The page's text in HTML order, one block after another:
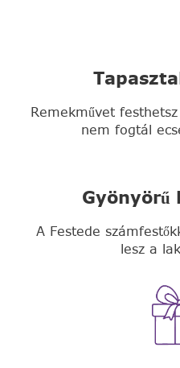
Remekművet
nem fogtál
Gyönyörű
A Festede
lesz a